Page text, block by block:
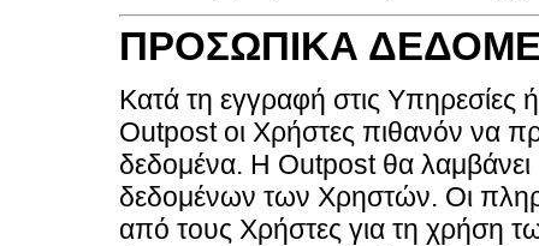
ΠΡΟΣΩΠΙΚΑ
Κατά τη εγγραφή στις
Outpost οι Χρήστες πιθανόν να
δεδομένα. Η Outpost θα λαμβάνει
δεδομένων των Χρηστών. Οι
από τους Χρήστες για τη χρήση